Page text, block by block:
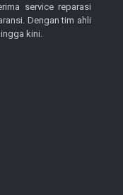
service reparasi
Dengan tim ahli
kini.